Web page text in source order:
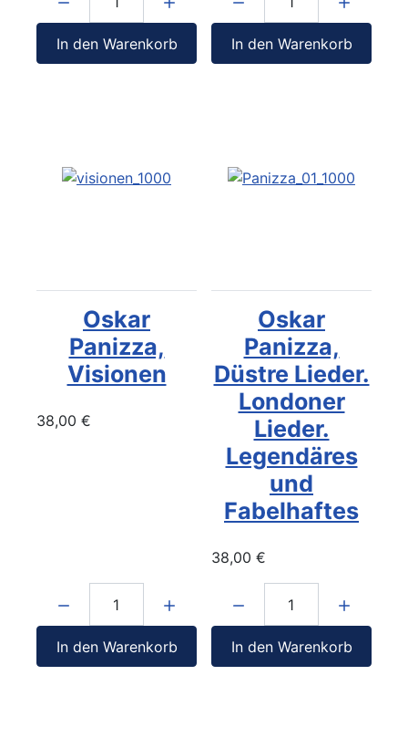
In den Warenkorb In den Warenkorb
Oskar
Panizza,
Visionen
38,00 €
In den Warenkorb
Oskar
Panizza,
Düstre Lieder.
Londoner
Lieder.
Legendäres
und
Fabelhaftes
38,00 €
In den Warenkorb